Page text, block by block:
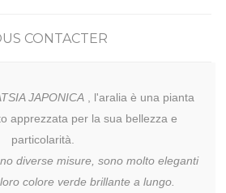
CONTACTER
JAPONICA, l'aralia è una pianta
apprezzata per la sua bellezza e
particolarità.
diverse misure, sono molto eleganti
colore verde brillante a lungo.